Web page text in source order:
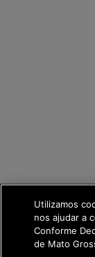
Utilizamos
nos ajudar a
Conforme
de Mato